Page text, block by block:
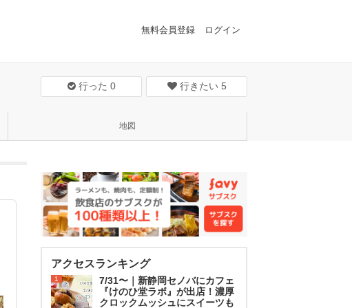
無料会員登録 ログイン
行った 0 行きたい 5
地図
アクセスランキング
1
7/31〜｜新静岡セノバにカフェ
『けのひ堂ラボ』が出店！濃厚
クロックムッシュにスイーツも